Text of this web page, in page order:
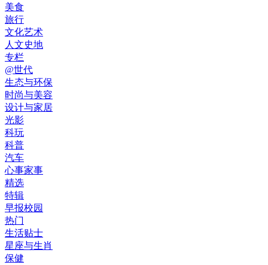
美食
旅行
文化艺术
人文史地
专栏
@世代
生态与环保
时尚与美容
设计与家居
光影
科玩
科普
汽车
心事家事
精选
特辑
早报校园
热门
生活贴士
星座与生肖
保健